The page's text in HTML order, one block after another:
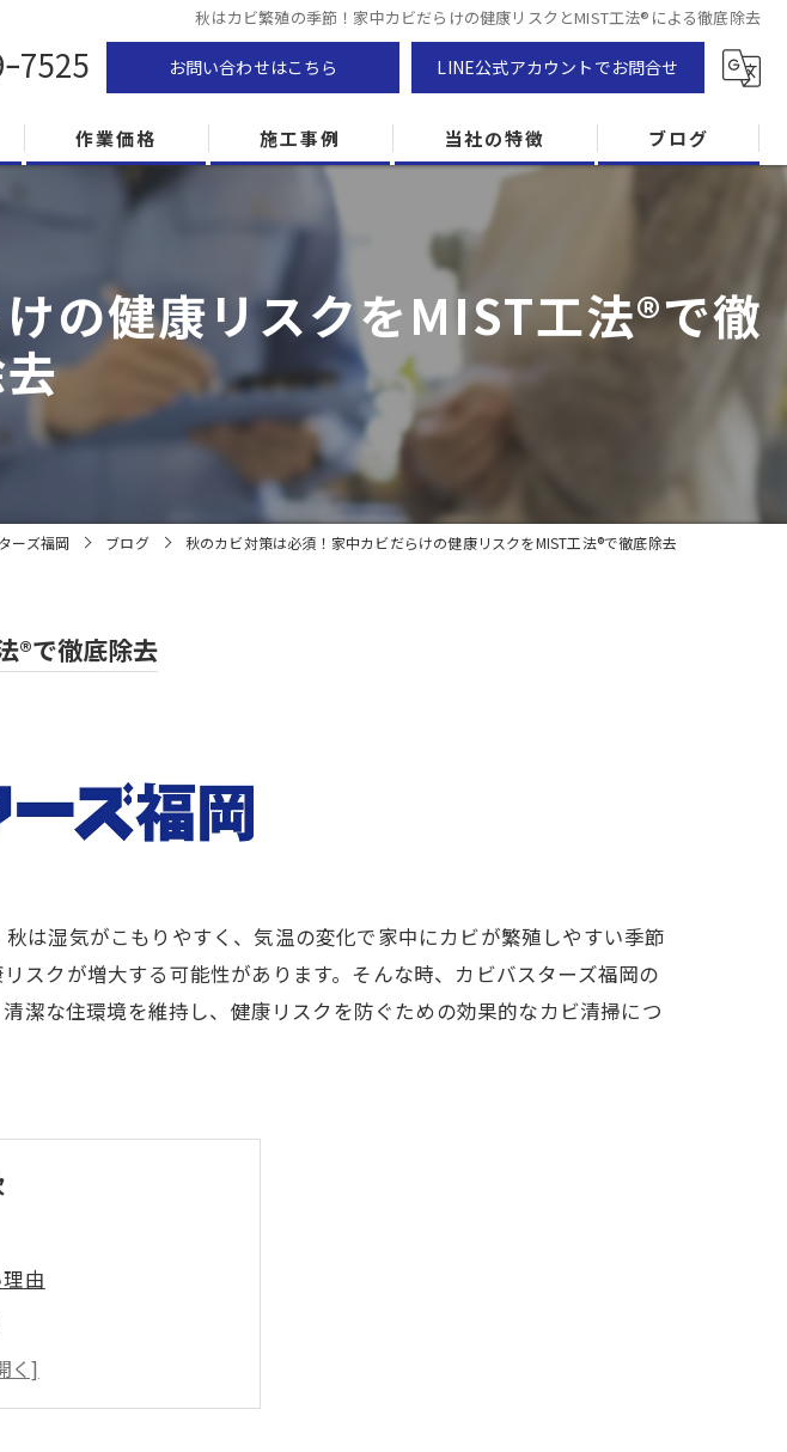
秋はカビ繁殖の季節！家中カビだらけの健康リスクとMIST工法®による徹底除去
7525 お問い合わせはこちら LINE公式アカウントでお問合せ
作業価格 施工事例 当社の特徴
防カビ
カビ専門
ZEH住宅
カビ検査
ブログ
の健康リスクをMIST工法®で徹
ーズ福岡 ブログ 秋のカビ対策は必須！家中カビだらけの健康リスクをMIST工法®で徹底除去
®で徹底除去
は湿気がこもりやすく、気温の変化で家中にカビが繁殖しやすい季節
スクが増大する可能性があります。そんな時、カビバスターズ福岡の
潔な住環境を維持し、健康リスクを防ぐための効果的なカビ清掃につ
由
ビ清掃の重要性
とメリット